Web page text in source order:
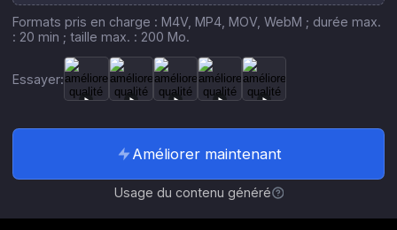
Formats pris en charge : M4V, MP4, MOV, WebM ; durée max.
: 20 min ; taille max. : 200 Mo.
Essayer:
Améliorer maintenant
Usage du contenu généré